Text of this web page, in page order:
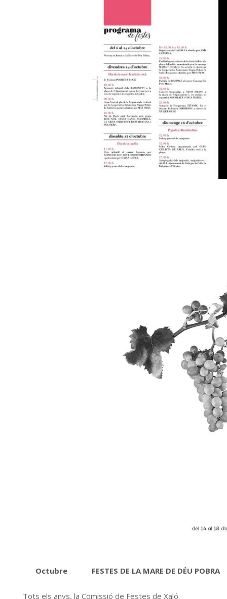
Octubre FESTES DE LA MARE DE DÉU POBRA
Tots els anys, la Comissió de Festes de Xaló